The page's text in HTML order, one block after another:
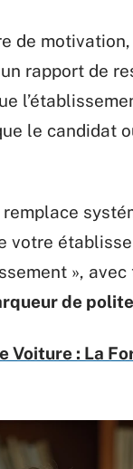
de
rapport de
le candidat
votre
»,
de
Voiture : La